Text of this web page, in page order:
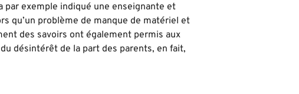
par exemple indiqué une enseignante et
qu’un problème de manque de matériel et
des savoirs ont également permis aux
désintérêt de la part des parents, en fait,